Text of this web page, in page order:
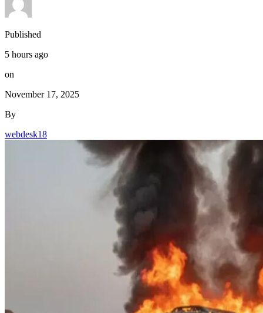
Published
5 hours ago
on
November 17, 2025
By
webdesk18